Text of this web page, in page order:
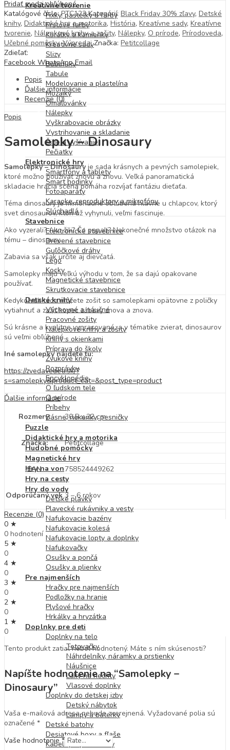
Kreatívne tvorenie
Fixky, pastelky a farby
Prstové farby
Korálky a kamienky
Kreatívne sady
Slizy
Bublifuky
Tabule
Modelovanie a plastelína
Mozaiky
Omaľovánky
Nálepky
Vyškrabovacie obrázky
Vystrihovanie a skladanie
Šitie a vyšívanie
Pečiatky
Elektronické hry
Smartfóny a tablety
Smart hodinky
Fotoaparáty
Karaoke, reproduktory a mikrofóny
Slúchadlá
Stavebnice
Elektronické stavebnice
Drevené stavebnice
Guľôčkové dráhy
Lego
Kocky
Magnetické stavebnice
Skrutkovacie stavebnice
Detské knihy
Výchovné a náučné
Pracovné zošity
Nálepkové knihy a zošity
Knihy s okienkami
Príprava do školy
Zvukové knihy
Rozprávky
Encyklopédie
O ľudskom tele
O prírode
Príbehy
Básne, riekanky, pesničky
Puzzle
Didaktické hry a motorika
Hudobné pomôcky
Magnetické hry
Hry na von
Hry na cesty
Hry do vody
Detské plavky
Plavecké rukávniky a vesty
Nafukovacie bazény
Nafukovacie kolesá
Nafukovacie lopty a doplnky
Nafukovačky
Osušky a pončá
Osušky a plienky
Pre najmenších
Hračky pre najmenších
Podložky na hranie
Plyšové hračky
Hrkálky a hryzátka
Doplnky pre deti
Doplnky na telo
Tetovačky
Náhrdelníky, náramky a prstienky
Náušnice
Laky na nechty
Vlasové doplnky
Doplnky do detskej izby
Detský nábytok
Lampy a baterky
Detské batohy
Desiatové boxy a fľaše
Kabelky a peňaženky
Pridať medzi obľúbené
Katalógové číslo:PTC123 Kategórií: Black Friday 30% zľavy, Detské
knihy, Didaktické hry a motorika, História, Kreatívne sady, Kreatívne
tvorenie, Nálepkové knihy a zošity, Nálepky, O prírode, Prírodoveda,
Učebné pomôcky,Výpredaj Značka: Petitcollage
Zdieľať:
Facebook WhatsApp Email
Popis
Ďalšie informácie
Recenzie (0)
Popis
Samolepky – Dinosaury
Samolepky – Dinosaury je sada krásnych a pevných samolepiek,
ktoré možno používať znovu a znovu. Veľká panoramatická
skladacie hracia scéna pomáha rozvíjať fantáziu dieťaťa.
Téma dinosaury je mimoriadne obľúbená hlavne u chlapcov, ktorý
svet dinosaurov, ktorí už vyhynuli, veľmi fascinuje.
Ako vyzerali? Ako žili? Čo papali? Nekonečné množstvo otázok na
tému – dinosaury.
Zabavia sa však určite aj dievčatá.
Samolepky majú veľkú výhodu v tom, že sa dajú opakovane
používať.
Kedykoľvek teda môžete zošit so samolepkami opätovne z poličky
vytiahnuť a zažiť kopec zábavy znova a znova.
Sú krásne a kvalitne vypracované, a v tématike zvierat, dinosaurov
sú veľmi obľúbené.
Iné samolepky nájdete tu:
https://zvedavedeti.sk/?
s=samolepky&product_cat=&post_type=product
Ďalšie informácie
Rozmery:
30,5 x 22 cm
Značka: Petitcollage
EAN 758524449262
Odporúčaný vek 3 – 6 rokov
Recenzie (0)
0 ★
0 hodnotení
5 ★
0
4 ★
0
3 ★
0
2 ★
0
1 ★
0
Tento produkt zatiaľ nebol hodnotený. Máte s ním skúsenosti?
Napíšte hodnotenie na “Samolepky –
Dinosaury”
Vaša e-mailová adresa nebude zverejnená. Vyžadované polia sú
označené *
Vaše hodnotenie*